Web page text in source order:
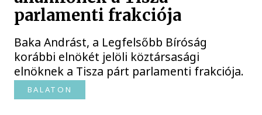
parlamenti frakciója
Baka Andrást, a Legfelsőbb Bíróság
korábbi elnökét jelöli köztársasági
elnöknek a Tisza párt parlamenti frakciója.
BALATON